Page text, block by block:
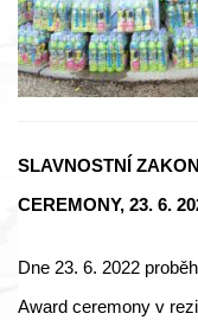
SLAVNOSTNÍ
CEREMONY, 23. 6.
Dne 23. 6. 2022
Award ceremony v